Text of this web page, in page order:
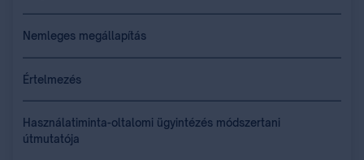
Nemleges megállapítás
Értelmezés
Használatiminta-oltalomi ügyintézés módszertani
útmutatója